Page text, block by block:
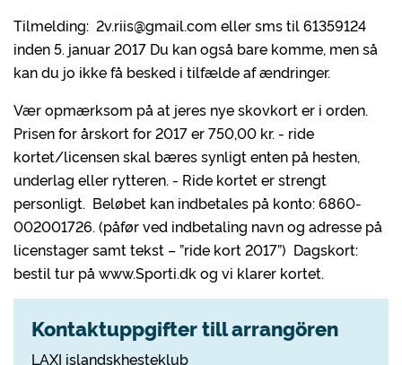
Tilmelding: 2v.riis@gmail.com eller sms til 61359124
inden 5. januar 2017 Du kan også bare komme, men så
kan du jo ikke få besked i tilfælde af ændringer.
Vær opmærksom på at jeres nye skovkort er i orden.
Prisen for årskort for 2017 er 750,00 kr. - ride
kortet/licensen skal bæres synligt enten på hesten,
underlag eller rytteren. - Ride kortet er strengt
personligt. Beløbet kan indbetales på konto: 6860-
002001726. (påfør ved indbetaling navn og adresse på
licenstager samt tekst – ”ride kort 2017”) Dagskort:
bestil tur på www.Sporti.dk og vi klarer kortet.
Kontaktuppgifter till arrangören
LAXI islandskhesteklub